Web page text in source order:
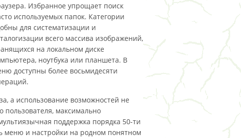
Избранное упрощает поиск
используемых папок. Категории
для систематизации и
всего массива изображений,
на локальном диске
ноутбука или планшета. В
доступны более восьмидесяти
а использование возможностей не
максимально
поддержка порядка 50-ти
меню и настройки на родном понятном